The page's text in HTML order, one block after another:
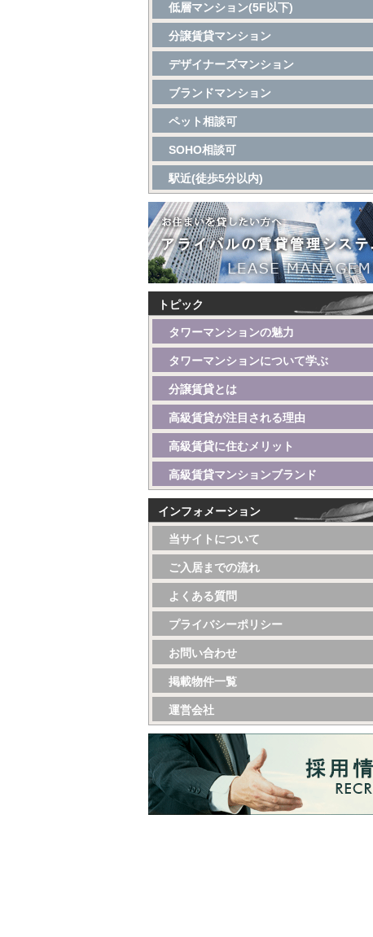
低層マンション(5F以下)
分譲賃貸マンション
デザイナーズマンション
ブランドマンション
ペット相談可
SOHO相談可
駅近(徒歩5分以内)
トピック
タワーマンションの魅力
タワーマンションについて学ぶ
分譲賃貸とは
高級賃貸が注目される理由
高級賃貸に住むメリット
高級賃貸マンションブランド
インフォメーション
当サイトについて
ご入居までの流れ
よくある質問
プライバシーポリシー
お問い合わせ
掲載物件一覧
運営会社